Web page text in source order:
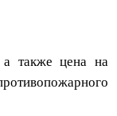
а также цена на